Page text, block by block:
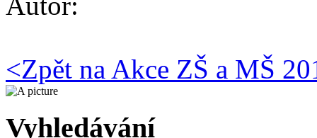
<Zpět na Akce ZŠ a MŠ
Vyhledávání